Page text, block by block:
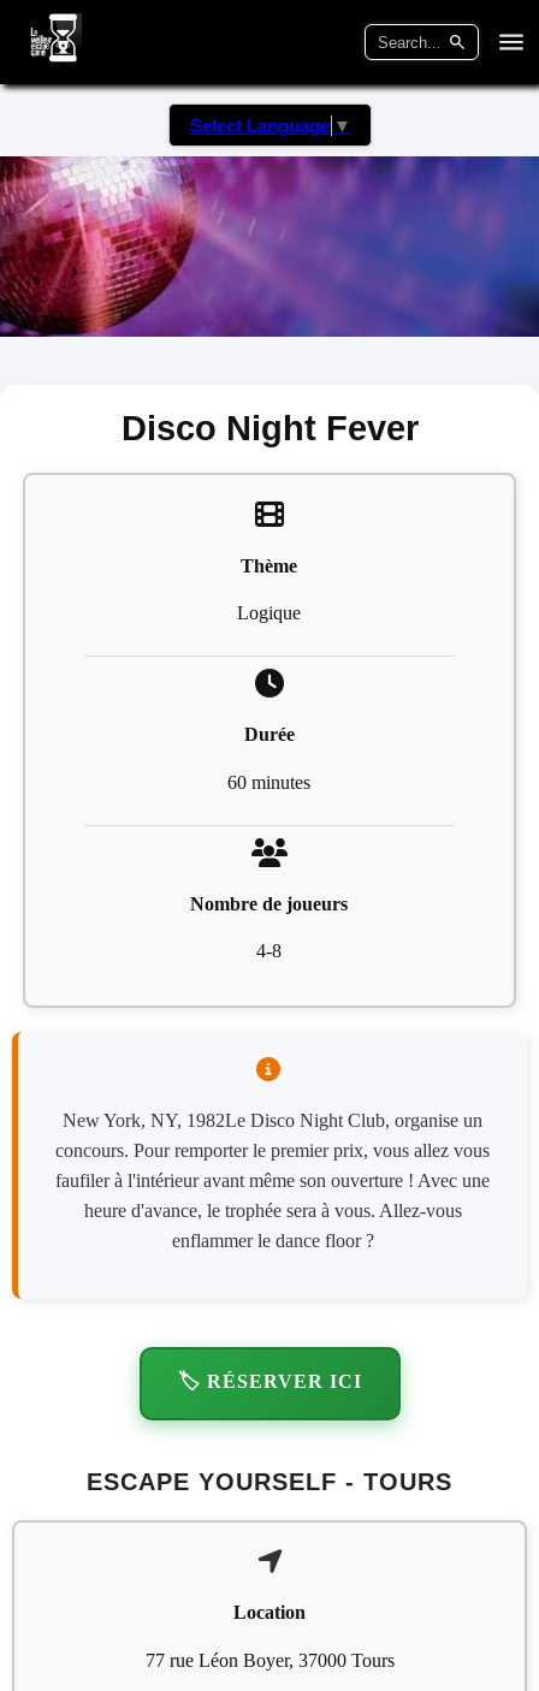
Select Language ▼
Disco Night Fever
Thème
Logique
Durée
60 minutes
Nombre de joueurs
4-8
New York, NY, 1982Le Disco Night Club, organise un
concours. Pour remporter le premier prix, vous allez vous
faufiler à l'intérieur avant même son ouverture ! Avec une
heure d'avance, le trophée sera à vous. Allez-vous
enflammer le dance floor ?
🏷️ RÉSERVER ICI
ESCAPE YOURSELF - TOURS
Location
77 rue Léon Boyer, 37000 Tours